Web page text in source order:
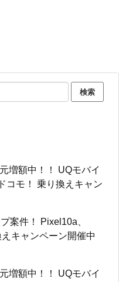
増額中！！ UQモバイ
コモ！ 乗り換えキャン
案件！ Pixel10a、
キャンペーン開催中
増額中！！ UQモバイ